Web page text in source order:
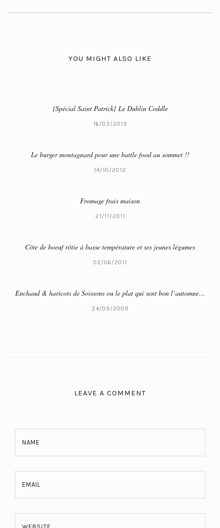
YOU MIGHT ALSO LIKE
{Spécial Saint Patrick} Le Dublin Coddle
16/03/2013
Le burger montagnard pour une battle food au sommet !!
14/10/2012
Fromage frais maison
21/11/2011
Côte de boeuf rôtie à basse température et ses jeunes légumes
02/06/2011
Enchaud & haricots de Soissons ou le plat qui sent bon l’automne…
24/09/2009
LEAVE A COMMENT
NAME
EMAIL